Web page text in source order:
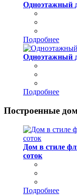
Одноэтажный
Подробнее
Одноэтажный
Подробнее
Построенные
Дом в стиле
соток
Подробнее